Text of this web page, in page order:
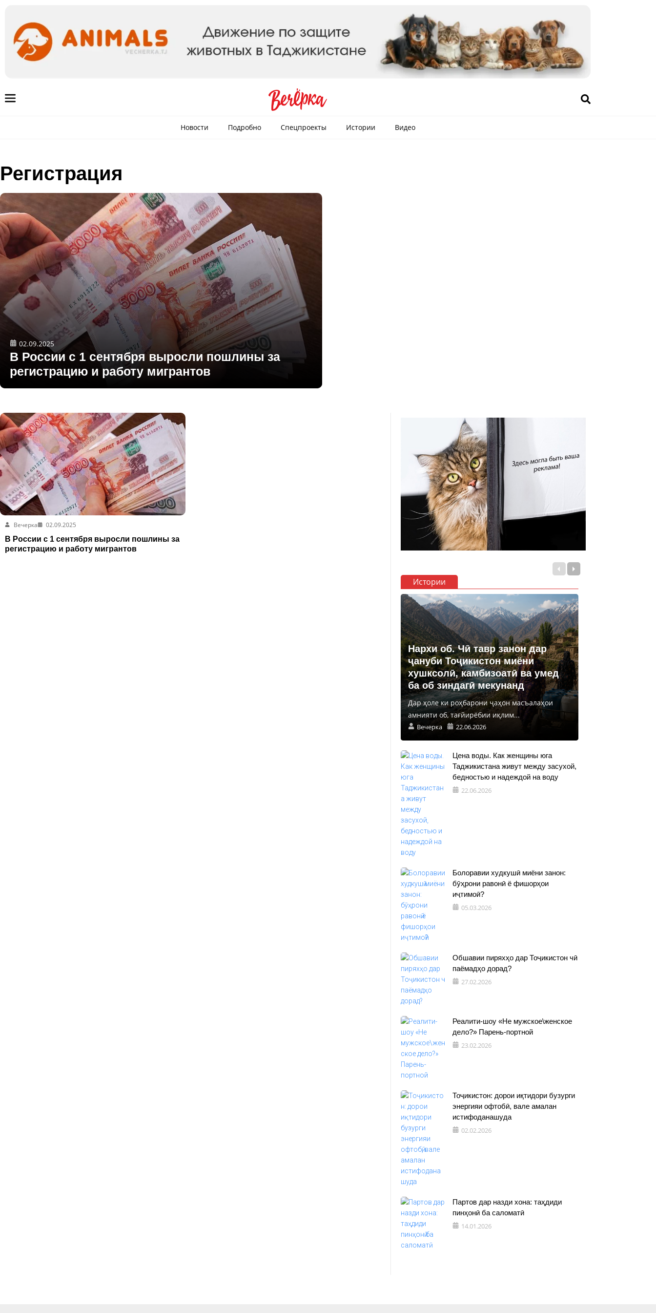
Новости Подробно Спецпроекты Истории Видео
Регистрация
02.09.2025
В России с 1 сентября выросли пошлины за
регистрацию и работу мигрантов
Вечерка
02.09.2025
В России с 1 сентября выросли пошлины за
регистрацию и работу мигрантов
Истории
Нархи об. Чӣ тавр занон дар
ҷануби Тоҷикистон миёни
хушксолӣ, камбизоатӣ ва умед
ба об зиндагӣ мекунанд
Дар ҳоле ки роҳбарони ҷаҳон масъалаҳои
амнияти об, тағйирёбии иқлим...
Вечерка 22.06.2026
Цена воды. Как женщины юга
Таджикистана живут между засухой,
бедностью и надеждой на воду
22.06.2026
Болоравии худкушӣ миёни занон:
бӯҳрони равонӣ ё фишорҳои
иҷтимоӣ?
05.03.2026
Обшавии пиряхҳо дар Тоҷикистон чӣ
паёмадҳо дорад?
27.02.2026
Реалити-шоу «Не мужское\женское
дело?» Парень-портной
23.02.2026
Тоҷикистон: дорои иқтидори бузурги
энергияи офтобӣ, вале амалан
истифоданашуда
02.02.2026
Партов дар назди хона: таҳдиди
пинҳонӣ ба саломатӣ
14.01.2026